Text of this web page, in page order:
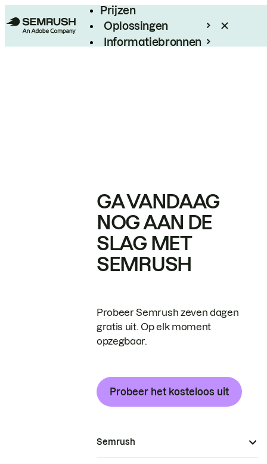
Prijzen
Oplossingen
Informatiebronnen
GA VANDAAG
NOG AAN DE
SLAG MET
SEMRUSH
Probeer Semrush zeven dagen
gratis uit. Op elk moment
opzegbaar.
Probeer het kosteloos uit
Semrush